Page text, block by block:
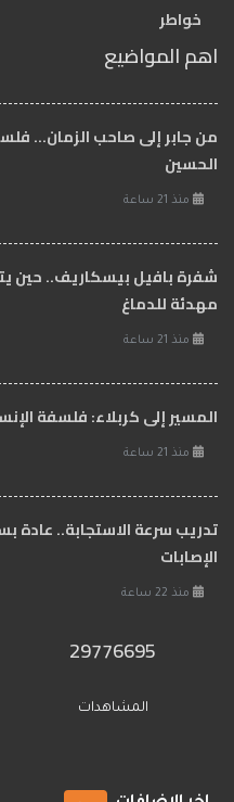
خواطر
اهم المواضيع
من جابر إلى صاحب الزمان…
الحسين
منذ 21 ساعة
شفرة بافيل بيسكاريف.. حين
مهدئة للدماغ
منذ 21 ساعة
المسير إلى كربلاء: فلسفة
منذ 21 ساعة
تدريب سرعة الاستجابة.. عادة
الإصابات
منذ 22 ساعة
29776695
المشاهدات